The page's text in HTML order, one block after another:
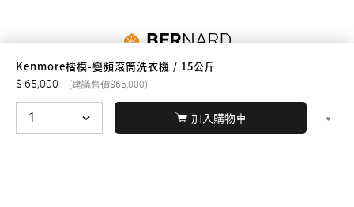
Kenmore楷模-變頻滾筒洗衣機 / 15公斤
65,000 65,000
加入購物車
友誠購物
© BERNARD 2021 WEBDESIGN